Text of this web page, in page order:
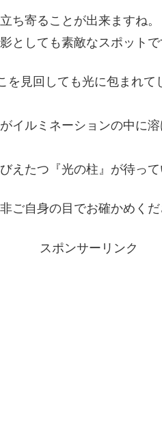
ち寄ることが出来ますね。
としても素敵なスポットで
を見回しても光に包まれ
イルミネーションの中に
えたつ『光の柱』が待って
ご自身の目でお確かめくだ
スポンサーリンク